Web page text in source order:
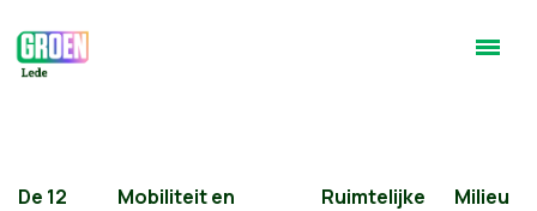
De 12
Mobiliteit en
Ruimtelijke
Milieu